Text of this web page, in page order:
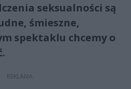
seksualności są
śmieszne,
spektaklu chcemy o